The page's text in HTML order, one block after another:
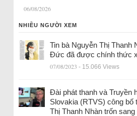
06/08/2026
NHIỀU NGƯỜI XEM
Tin bà Nguyễn Thị Thanh
Đức đã được chính thức
07/08/2023 - 15.066 Views
Đài phát thanh và Truyền
Slovakia (RTVS) công bố
Thị Thanh Nhàn trốn